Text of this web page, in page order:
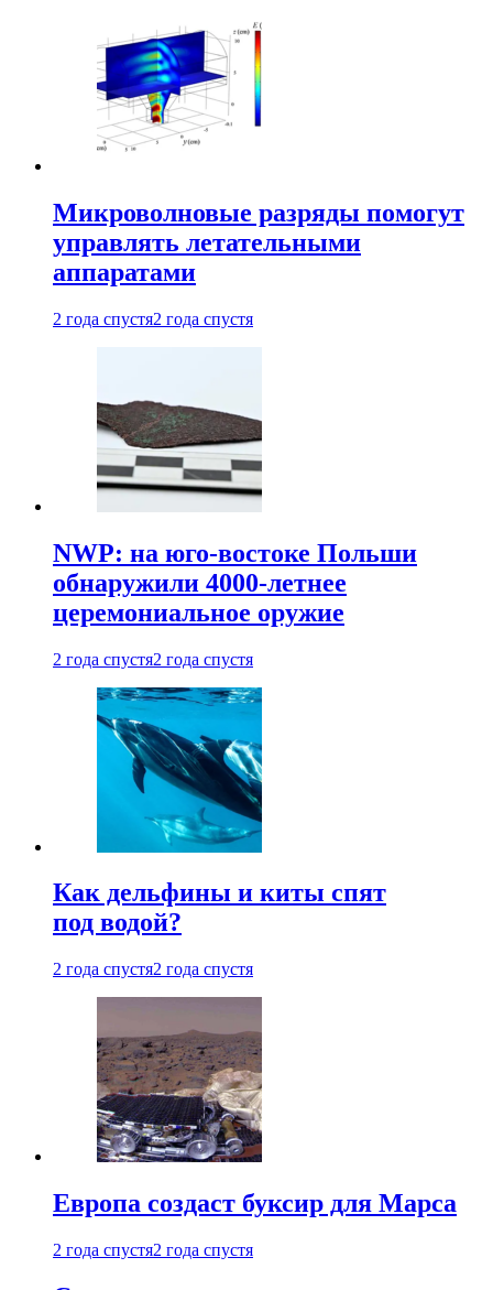
Микроволновые разряды помогут
управлять летательными
аппаратами
2 года спустя2 года спустя
NWP: на юго-востоке Польши
обнаружили 4000-летнее
церемониальное оружие
2 года спустя2 года спустя
Как дельфины и киты спят
под водой?
2 года спустя2 года спустя
Европа создаст буксир для Марса
2 года спустя2 года спустя